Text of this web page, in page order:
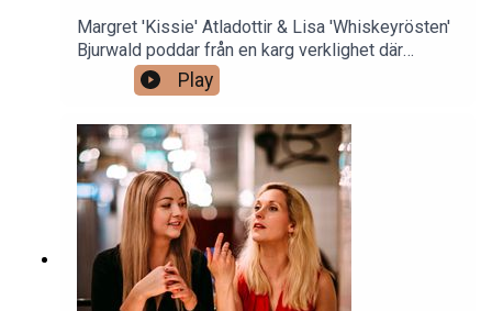
Margret 'Kissie' Atladottir & Lisa 'Whiskeyrösten'
Bjurwald poddar från en karg verklighet där
nätmobbare lyckas stoppa reklamkampanjer - och
tar plats i Vita Huset. Dessutom snackar vi
mediebashing, bevakningen av valet i USA,
journalistpris och Medieutredningens förslag.
Play